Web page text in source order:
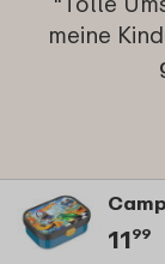
1199
meine